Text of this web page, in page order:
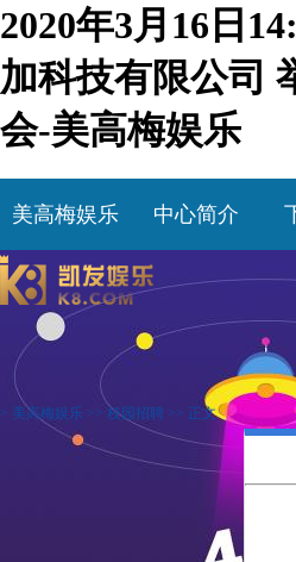
2020年3月16日
加科技有限公司
会-美高梅娱乐
美高梅娱乐 中心简介
> 美高梅娱乐 >> 校园招聘 >> 正文